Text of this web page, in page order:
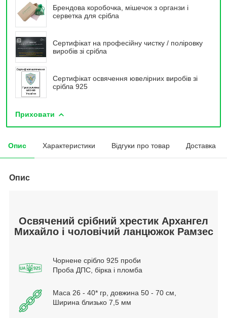
Брендова коробочка, мішечок з органзи і
серветка для срібла
Сертифікат на професійну чистку / поліровку
виробів зі срібла
Сертифікат освячення ювелірних виробів зі
срібла 925
Приховати
Опис Характеристики Відгуки про товар Доставка
Опис
Освячений срібний хрестик Архангел
Михайло і чоловічий ланцюжок Рамзес
Чорнене срібло 925 проби
Проба ДПС, бірка і пломба
Маса 26 - 40* гр, довжина 50 - 70 см,
Ширина близько 7,5 мм